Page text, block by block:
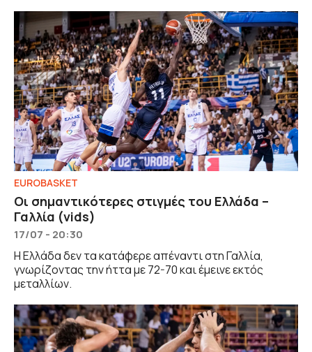
EUROBASKET
Οι σημαντικότερες στιγμές του Ελλάδα –
Γαλλία (vids)
17/07 - 20:30
Η Ελλάδα δεν τα κατάφερε απέναντι στη Γαλλία,
γνωρίζοντας την ήττα με 72-70 και έμεινε εκτός
μεταλλίων.